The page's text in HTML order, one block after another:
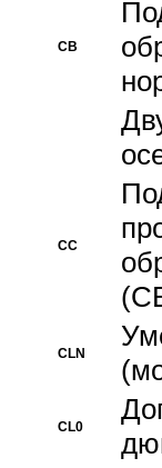
CB
CC
CLN
CL0